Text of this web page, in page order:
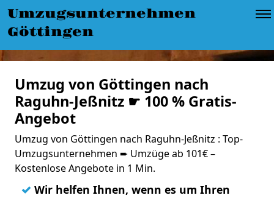
Umzugsunternehmen
Göttingen
Umzug von Göttingen nach
Raguhn-Jeßnitz ☛ 100 % Gratis-
Angebot
Umzug von Göttingen nach Raguhn-Jeßnitz : Top-
Umzugsunternehmen ➨ Umzüge ab 101€ –
Kostenlose Angebote in 1 Min.
✓ Wir helfen Ihnen, wenn es um Ihren